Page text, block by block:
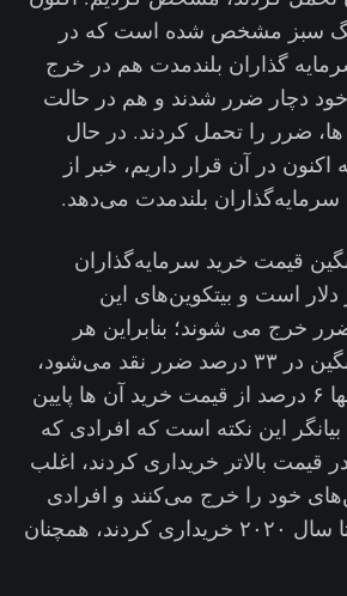
رنگ سبز مشخص شده است که در
گذاران بلندمدت هم در خرج
دچار ضرر شدند و هم در حالت
ها، ضرر را تحمل کردند. در حال
در آن قرار داریم، خبر از
بلندمدت می‌دهد.
قیمت خرید سرمایه‌گذاران
۲۲.۳ هزار دلار است و بیتکوین‌های این
خرج می شوند؛ بنابراین هر
بیتکوین به طور میانگین در ۳۳ درصد ضرر نقد می‌‌شود،
درحالی که قیمت تنها ۶ درصد از قیمت خرید آن ها پایین
این نکته است که افرادی که
قیمت بالاتر خریداری کردند، اغلب
خود را خرج می‌کنند و افرادی
که از چرخه ۲۰۱۷ تا سال ۲۰۲۰ خریداری کردند، همچنان